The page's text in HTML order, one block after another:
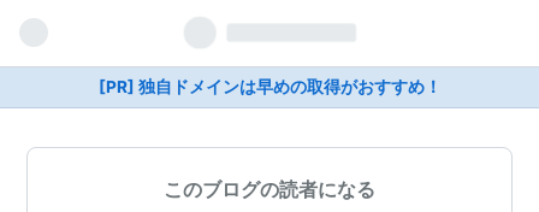
[PR] 独自ドメインは早めの取得がおすすめ！
このブログの読者になる